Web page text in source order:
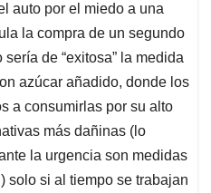
auto por el miedo a una
la compra de un segundo
de “exitosa” la medida
azúcar añadido, donde los
a consumirlas por su alto
más dañinas (lo
la urgencia son medidas
solo si al tiempo se trabajan